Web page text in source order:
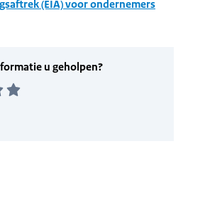
(EIA) voor ondernemers